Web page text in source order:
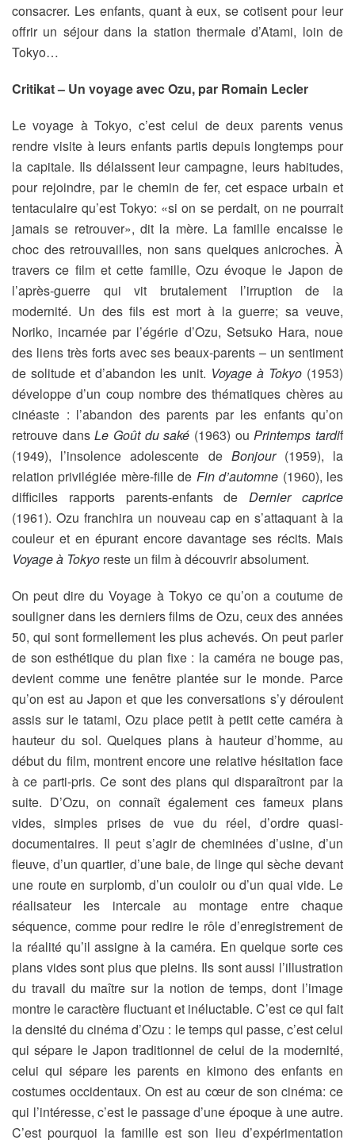
consacrer. Les enfants, quant à eux, se cotisent pour leur
offrir un séjour dans la station thermale d’Atami, loin de
Tokyo…
Critikat – Un voyage avec Ozu, par Romain Lecler
Le voyage à Tokyo, c’est celui de deux parents venus
rendre visite à leurs enfants partis depuis longtemps pour
la capitale. Ils délaissent leur campagne, leurs habitudes,
pour rejoindre, par le chemin de fer, cet espace urbain et
tentaculaire qu’est Tokyo: «si on se perdait, on ne pourrait
jamais se retrouver», dit la mère. La famille encaisse le
choc des retrouvailles, non sans quelques anicroches. À
travers ce film et cette famille, Ozu évoque le Japon de
l’après-guerre qui vit brutalement l’irruption de la
modernité. Un des fils est mort à la guerre; sa veuve,
Noriko, incarnée par l’égérie d’Ozu, Setsuko Hara, noue
des liens très forts avec ses beaux-parents – un sentiment
de solitude et d’abandon les unit. Voyage à Tokyo(1953)
développe d’un coup nombre des thématiques chères au
cinéaste : l’abandon des parents par les enfants qu’on
retrouve dansLe Goût du saké (1963) ouPrintemps tardif
(1949), l’insolence adolescente de Bonjour(1959), la
relation privilégiée mère-fille de Fin d’automne (1960), les
difficiles rapports parents-enfants deDernier caprice
(1961). Ozu franchira un nouveau cap en s’attaquant à la
couleur et en épurant encore davantage ses récits. Mais
Voyage à Tokyo reste un film à découvrir absolument.
On peut dire du Voyage à Tokyo ce qu’on a coutume de
souligner dans les derniers films de Ozu, ceux des années
50, qui sont formellement les plus achevés. On peut parler
de son esthétique du plan fixe : la caméra ne bouge pas,
devient comme une fenêtre plantée sur le monde. Parce
qu’on est au Japon et que les conversations s’y déroulent
assis sur le tatami, Ozu place petit à petit cette caméra à
hauteur du sol. Quelques plans à hauteur d’homme, au
début du film, montrent encore une relative hésitation face
à ce parti-pris. Ce sont des plans qui disparaîtront par la
suite. D’Ozu, on connaît également ces fameux plans
vides, simples prises de vue du réel, d’ordre quasi-
documentaires. Il peut s’agir de cheminées d’usine, d’un
fleuve, d’un quartier, d’une baie, de linge qui sèche devant
une route en surplomb, d’un couloir ou d’un quai vide. Le
réalisateur les intercale au montage entre chaque
séquence, comme pour redire le rôle d’enregistrement de
la réalité qu’il assigne à la caméra. En quelque sorte ces
plans vides sont plus que pleins. Ils sont aussi l’illustration
du travail du maître sur la notion de temps, dont l’image
montre le caractère fluctuant et inéluctable. C’est ce qui fait
la densité du cinéma d’Ozu : le temps qui passe, c’est celui
qui sépare le Japon traditionnel de celui de la modernité,
celui qui sépare les parents en kimono des enfants en
costumes occidentaux. On est au cœur de son cinéma: ce
qui l’intéresse, c’est le passage d’une époque à une autre.
C’est pourquoi la famille est son lieu d’expérimentation